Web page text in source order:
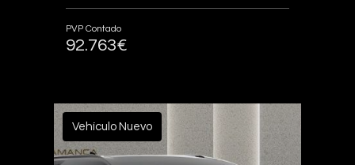
PVP Contado
92.763€
Vehículo Nuevo